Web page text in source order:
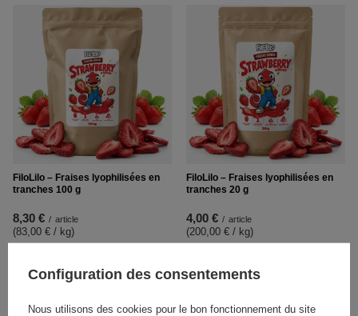
FiloLilo – Fraises lyophilisées en
tranches 100 g
8,30 € / article
(83,00 € / kg)
FiloLilo – Fraises lyophilisées en
tranches 20 g
4,00 € / article
(200,00 € / kg)
Configuration des consentements
Nous utilisons des cookies pour le bon fonctionnement du site